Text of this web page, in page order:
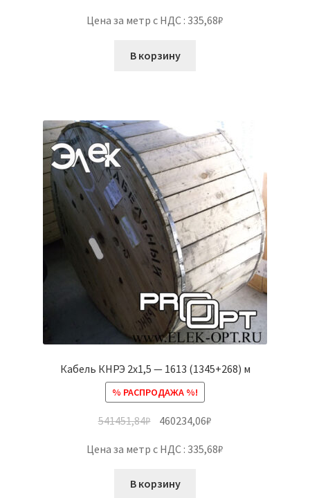
Цена за метр с НДС : 335,68₽
В корзину
Кабель КНРЭ 2х1,5 — 1613 (1345+268) м
% РАСПРОДАЖА %!
541451,84₽ 460234,06₽
Цена за метр с НДС : 335,68₽
В корзину